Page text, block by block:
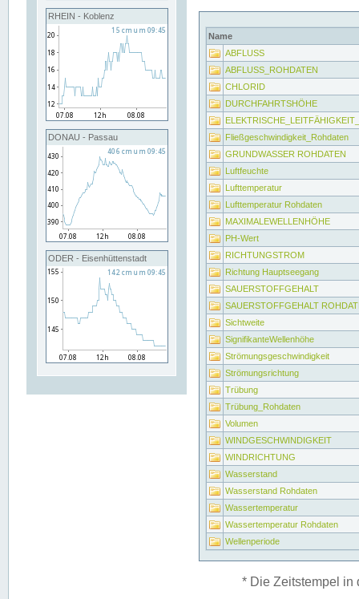
RHEIN - Koblenz
DONAU - Passau
ODER - Eisenhüttenstadt
Name
ABFLUSS
ABFLUSS_ROHDATEN
CHLORID
DURCHFAHRTSHÖHE
Fließgeschwindigkeit_Rohdaten
GRUNDWASSER ROHDATEN
Luftfeuchte
Lufttemperatur
Lufttemperatur Rohdaten
MAXIMALEWELLENHÖHE
PH-Wert
RICHTUNGSTROM
Richtung Hauptseegang
SAUERSTOFFGEHALT
SAUERSTOFFGEHALT
Sichtweite
SignifikanteWellenhöhe
Strömungsgeschwindigkeit
Strömungsrichtung
Trübung
Trübung_Rohdaten
Volumen
WINDGESCHWINDIGKEIT
WINDRICHTUNG
Wasserstand
Wasserstand Rohdaten
Wassertemperatur
Wassertemperatur Rohdaten
Wellenperiode
* Die Zeitstempel in